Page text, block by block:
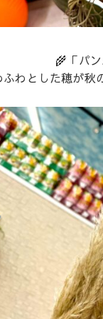
🌾「パ
ふわとした穂が秋